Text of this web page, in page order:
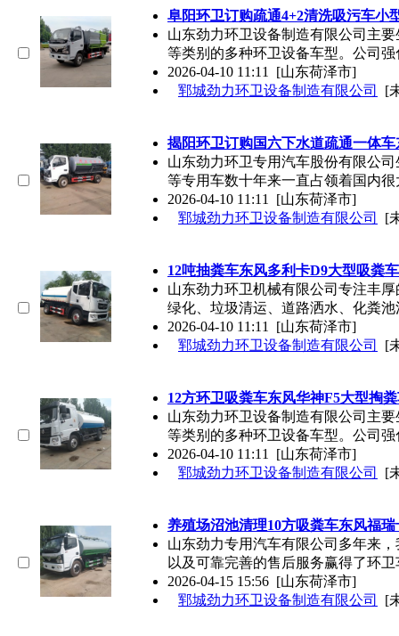
阜阳环卫订购疏通4+2清洗吸污车小
山东劲力环卫设备制造有限公司主
等类别的多种环卫设备车型。公司强
2026-04-10 11:11 [山东荷泽市]
郓城劲力环卫设备制造有限公司
[
揭阳环卫订购国六下水道疏通一体
山东劲力环卫专用汽车股份有限公
等专用车数十年来一直占领着国内很
2026-04-10 11:11 [山东荷泽市]
郓城劲力环卫设备制造有限公司
[
12吨抽粪车东风多利卡D9大型吸粪
山东劲力环卫机械有限公司专注丰
绿化、垃圾清运、道路洒水、化粪池
2026-04-10 11:11 [山东荷泽市]
郓城劲力环卫设备制造有限公司
[
12方环卫吸粪车东风华神F5大型掏
山东劲力环卫设备制造有限公司主
等类别的多种环卫设备车型。公司强
2026-04-10 11:11 [山东荷泽市]
郓城劲力环卫设备制造有限公司
[
养殖场沼池清理10方吸粪车东风福
山东劲力专用汽车有限公司多年来
以及可靠完善的售后服务赢得了环
2026-04-15 15:56 [山东荷泽市]
郓城劲力环卫设备制造有限公司
[